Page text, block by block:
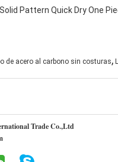
Solid Pattern Quick Dry One
de acero al carbono sin costuras,
Trade Co.,Ltd